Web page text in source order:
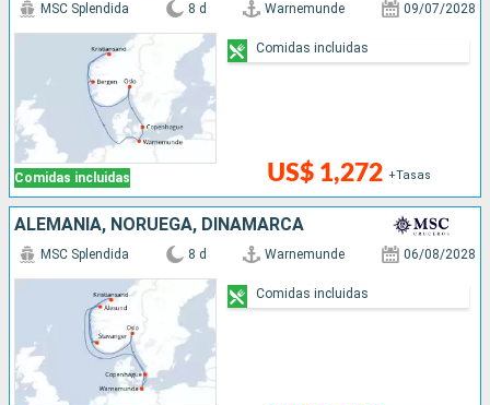
Comidas incluidas
MSC Splendida 8 d Warnemunde 09/07/2028
US$ 1,272 +Tasas
Comidas incluidas
ALEMANIA, NORUEGA, DINAMARCA
MSC Splendida 8 d Warnemunde 06/08/2028
Comidas incluidas